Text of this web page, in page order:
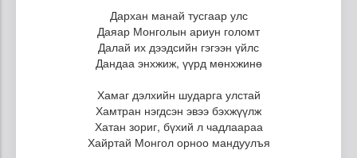
Дархан манай тусгаар улс
Даяар Монголын ариун голомт
Далай их дээдсийн гэгээн үйлс
Дандаа энхжиж, үүрд мөнхжинө
Хамаг дэлхийн шударга улстай
Хамтран нэгдсэн эвээ бэхжүүлж
Хатан зориг, бүхий л чадлаараа
Хайртай Монгол орноо мандуулъя